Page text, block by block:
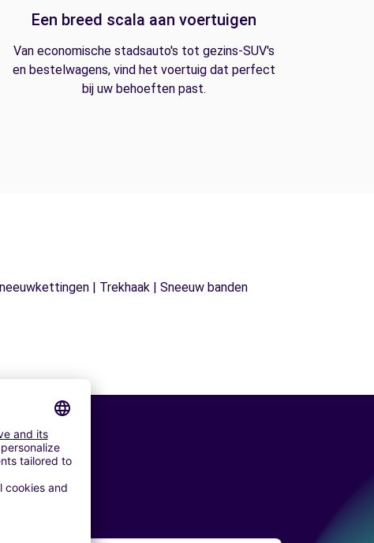
Een breed scala aan voertuigen
Van economische stadsauto's tot gezins-SUV's
en bestelwagens, vind het voertuig dat perfect
bij uw behoeften past.
| Trekhaak | Sneeuw banden